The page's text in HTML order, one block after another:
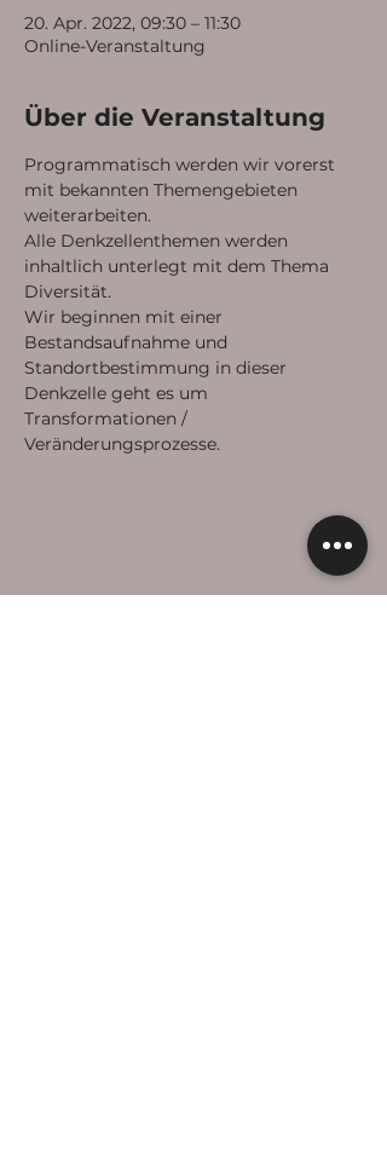
20. Apr. 2022, 09:30 – 11:30
Online-Veranstaltung
Über die Veranstaltung
Programmatisch werden wir vorerst
mit bekannten Themengebieten
weiterarbeiten.
Alle Denkzellenthemen werden
inhaltlich unterlegt mit dem Thema
Diversität.
Wir beginnen mit einer
Bestandsaufnahme und
Standortbestimmung in dieser
Denkzelle geht es um
Transformationen /
Veränderungsprozesse.